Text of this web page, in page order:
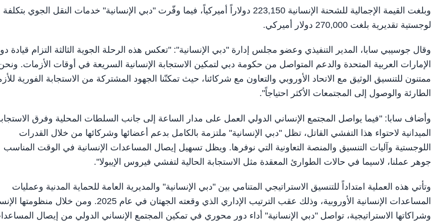
وبلغت القيمة الإجمالية للشحنة الإنسانية 223,150 دولاراً أميركياً، فيما وفّرت "دبي الإنسانية" خدمات النقل الجوي بتكلفة
لوجستية تقديرية بلغت 270,000 دولار أميركي.
وقال جوسيبي سابا، المدير التنفيذي وعضو مجلس إدارة "دبي الإنسانية": "تعكس هذه الرحلة الجوية الثالثة التزام قيادة
الإمارات العربية المتحدة والدعم المتواصل من حكومة دبي لتمكين الاستجابة الإنسانية السريعة في أوقات الأزمات.
ممتنون للتنسيق الوثيق مع الاتحاد الأوروبي والتعاون مع شركائنا، حيث تمكنّنا الجهود المشتركة من الاستجابة الفورية
الطارئة والوصول إلى المجتمعات الأكثر احتياجاً".
وأضاف سابا: "فيما يواصل المجتمع الإنساني الدولي العمل على مدار الساعة إلى جانب السلطات المحلية وفرق
الميدانية لاحتواء هذا التفشي القاتل، تظل "دبي الإنسانية" ملتزمة بالكامل بدعم أعضائها وشركائها من خلال القدرات
اللوجستية وآليات التنسيق والمنصة التعاونية التي نوفرها. ويظل تسهيل إيصال المساعدات الإنسانية في الوقت المناسب
جوهر عملنا، لاسيما في حالات الطوارئ المعقدة مثل الاستجابة الحالية لتفشي فيروس الإيبولا".
وتأتي هذه العملية امتداداً للتنسيق الاستراتيجي المتنامي بين "دبي الإنسانية" والمديرية العامة للحماية المدنية وعمليات
المساعدات الإنسانية الأوروبية، وذلك عقب الترتيب الإداري الذي وقعته الجهتان في عام 2025. ومن خلال
وشراكاتها الاستراتيجية، تواصل "دبي الإنسانية" أداء دور محوري في تمكين المجتمع الإنساني الدولي من إيصال